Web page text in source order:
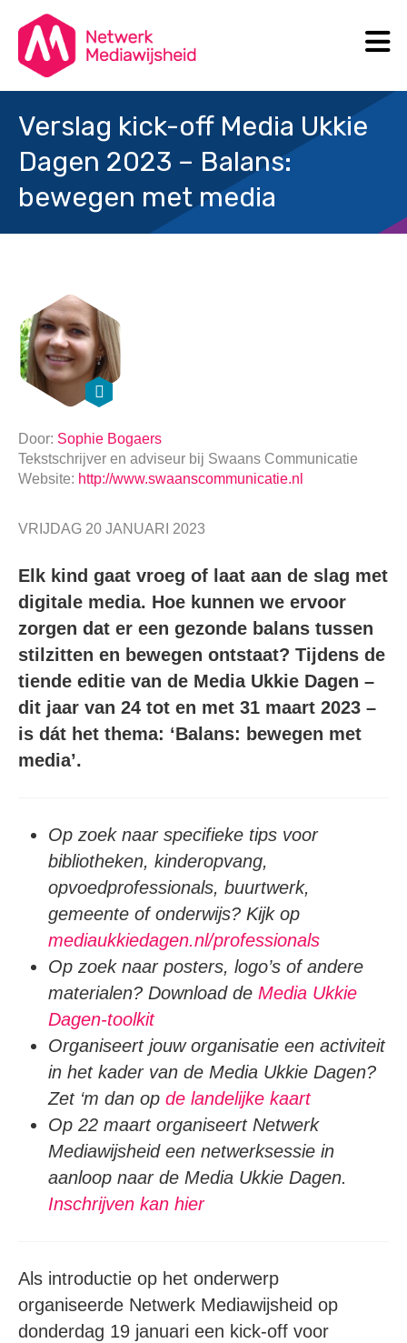
Verslag kick-off Media Ukkie
Dagen 2023 – Balans:
bewegen met media
Door: Sophie Bogaers
Tekstschrijver en adviseur bij Swaans Communicatie
Website: http://www.swaanscommunicatie.nl
VRIJDAG 20 JANUARI 2023
Elk kind gaat vroeg of laat aan de slag met
digitale media. Hoe kunnen we ervoor
zorgen dat er een gezonde balans tussen
stilzitten en bewegen ontstaat? Tijdens de
tiende editie van de Media Ukkie Dagen –
dit jaar van 24 tot en met 31 maart 2023 –
is dát het thema: ‘Balans: bewegen met
media’.
Op zoek naar specifieke tips voor
bibliotheken, kinderopvang,
opvoedprofessionals, buurtwerk,
gemeente of onderwijs? Kijk op
mediaukkiedagen.nl/professionals
Op zoek naar posters, logo’s of andere
materialen? Download de Media Ukkie
Dagen-toolkit
Organiseert jouw organisatie een activiteit
in het kader van de Media Ukkie Dagen?
Zet ‘m dan op de landelijke kaart
Op 22 maart organiseert Netwerk
Mediawijsheid een netwerksessie in
aanloop naar de Media Ukkie Dagen.
Inschrijven kan hier
Als introductie op het onderwerp
organiseerde Netwerk Mediawijsheid op
donderdag 19 januari een kick-off voor